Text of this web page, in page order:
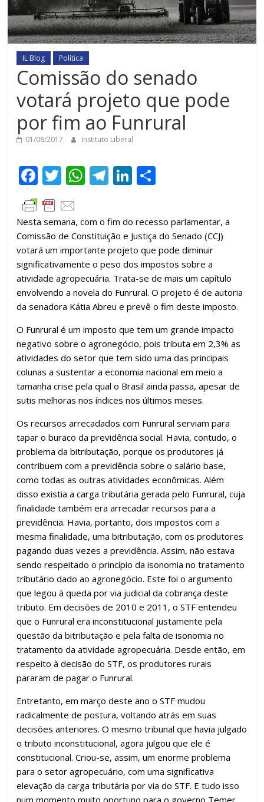
IL Blog Política
Comissão do senado
votará projeto que pode
por fim ao Funrural
01/08/2017 Instituto Liberal
F
ac
e
b
o
o
k
T
w
itt
er
W
s
A
p
p
T
e
gr
a
m
Li
e
dI
n
p
ar
til
h
ar
Nesta semana, com o fim do recesso parlamentar, a
Comissão de Constituição e Justiça do Senado (CCJ)
votará um importante projeto que pode diminuir
significativamente o peso dos impostos sobre a
atividade agropecuária. Trata-se de mais um capítulo
envolvendo a novela do Funrural. O projeto é de autoria
da senadora Kátia Abreu e prevê o fim deste imposto.
O Funrural é um imposto que tem um grande impacto
negativo sobre o agronegócio, pois tributa em 2,3% as
atividades do setor que tem sido uma das principais
colunas a sustentar a economia nacional em meio a
tamanha crise pela qual o Brasil ainda passa, apesar de
sutis melhoras nos índices nos últimos meses.
Os recursos arrecadados com Funrural serviam para
tapar o buraco da previdência social. Havia, contudo, o
problema da bitributação, porque os produtores já
contribuem com a previdência sobre o salário base,
como todas as outras atividades econômicas. Além
disso existia a carga tributária gerada pelo Funrural, cuja
finalidade também era arrecadar recursos para a
previdência. Havia, portanto, dois impostos com a
mesma finalidade, uma bitributação, com os produtores
pagando duas vezes a previdência. Assim, não estava
sendo respeitado o princípio da isonomia no tratamento
tributário dado ao agronegócio. Este foi o argumento
que legou à queda por via judicial da cobrança deste
tributo. Em decisões de 2010 e 2011, o STF entendeu
que o Funrural era inconstitucional justamente pela
questão da bitributação e pela falta de isonomia no
tratamento da atividade agropecuária. Desde então, em
respeito à decisão do STF, os produtores rurais
pararam de pagar o Funrural.
Entretanto, em março deste ano o STF mudou
radicalmente de postura, voltando atrás em suas
decisões anteriores. O mesmo tribunal que havia julgado
o tributo inconstitucional, agora julgou que ele é
constitucional. Criou-se, assim, um enorme problema
para o setor agropecuário, com uma significativa
elevação da carga tributária por via do STF. E tudo isso